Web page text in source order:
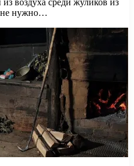
из воздуха среди жуликов из
не нужно…